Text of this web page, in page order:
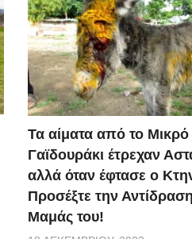
Τα αίματα από το Μικρό
Γαϊδουράκι έτρεχαν
αλλά όταν έφτασε ο
Προσέξτε την
Μαμάς του!